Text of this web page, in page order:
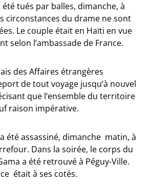
tués par balles, dimanche, à
circonstances du drame ne sont
Le couple était en Haïti en vue
selon l’ambassade de France.
des Affaires étrangères
de tout voyage jusqu’à nouvel
que l’ensemble du territoire
raison impérative.
été assassiné, dimanche matin, à
Dans la soirée, le corps du
a été retrouvé à Péguy-Ville.
était à ses cotés.